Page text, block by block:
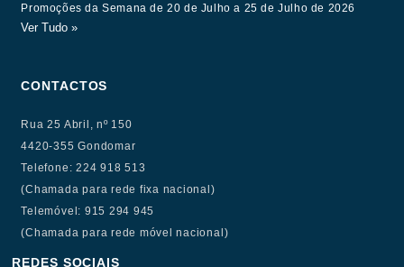
Promoções da Semana de 20 de Julho a 25 de Julho de 2026
Ver Tudo »
CONTACTOS
Rua 25 Abril, nº 150
4420-355 Gondomar
Telefone: 224 918 513
(Chamada para rede fixa nacional)
Telemóvel: 915 294 945
(Chamada para rede móvel nacional)
REDES SOCIAIS